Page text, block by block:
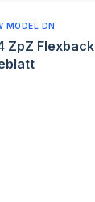
MODEL DN
ZpZ Flexback